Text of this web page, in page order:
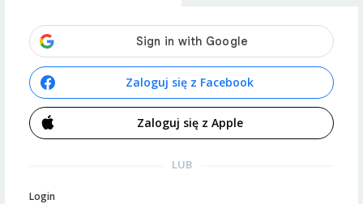
Zaloguj się z Facebook
Zaloguj się z Apple
LUB
Login